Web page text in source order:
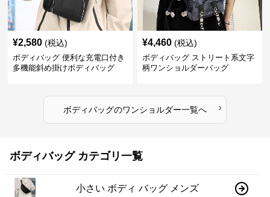
¥2,580 (税込)
ボディバッグ 便利な充電口付き
多機能斜め掛けボディバッグ
¥4,460 (税込)
ボディバッグ ストリート系文字
柄ワンショルダーバッグ
ボディバッグのワンショルダー一覧へ ›
ボディバッグ カテゴリ一覧
小さい ボディ バッグ メンズ